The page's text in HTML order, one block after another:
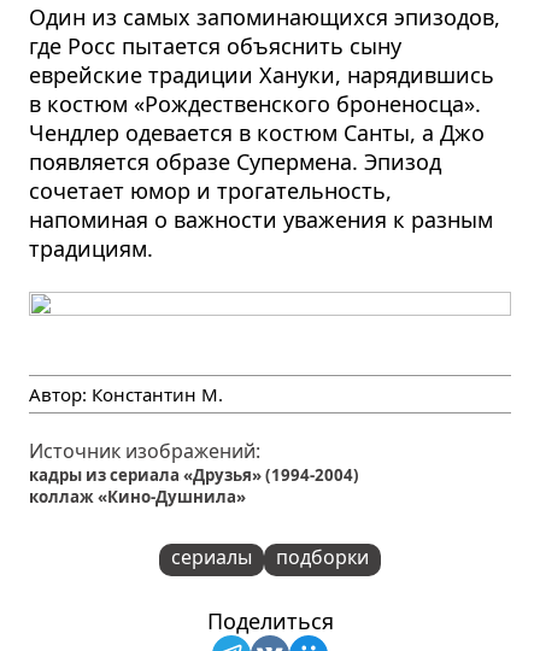
Один из самых запоминающихся эпизодов,
где Росс пытается объяснить сыну
еврейские традиции Хануки, нарядившись
в костюм «Рождественского броненосца».
Чендлер одевается в костюм Санты, а Джо
появляется образе Супермена. Эпизод
сочетает юмор и трогательность,
напоминая о важности уважения к разным
традициям.
Автор: Константин М.
Источник изображений:
кадры из сериала «Друзья» (1994-2004)
коллаж «Кино-Душнила»
сериалы подборки
Поделиться